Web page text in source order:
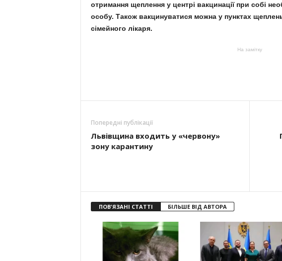
отримання щеплення у центрі вакцинації при собі
особу. Також вакцинуватися можна у пунктах
сімейного лікаря.
На замітку
Попередні публікації
Львівщина входить у «червону»
зону карантину
ПОВ'ЯЗАНІ СТАТТІ БІЛЬШЕ ВІД АВТОРА